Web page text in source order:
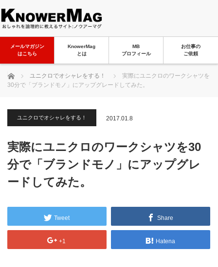
メールマガジン
はこちら
KnowerMag
とは
MB
プロフィール
お仕事の
ご依頼
ホーム ユニクロでオシャレをする！
実際にユニクロのワークシャツを
30分で「ブランドモノ」にアップグレードしてみた。
ユニクロでオシャレをする！ 2017.01.8
実際にユニクロのワークシャツを30
分で「ブランドモノ」にアップグレ
ードしてみた。
Tweet Share
+1 Hatena